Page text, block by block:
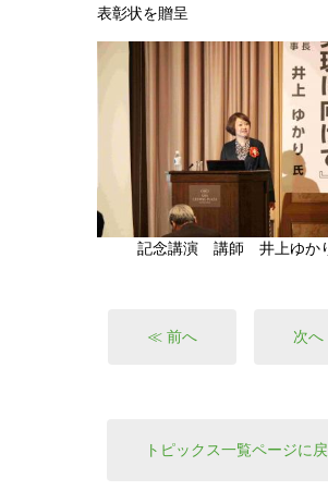
表彰状を贈呈
記念講演 講師 井上ゆか
≪ 前へ 次
トピックス一覧ページに